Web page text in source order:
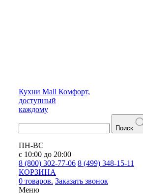
Кухни Mall Комфорт,
доступный
каждому
Поиск
ПН-ВС
с 10:00 до 20:00
8 (800) 302-77-06 8 (499) 348-15-11
КОРЗИНА
0 товаров. Заказать звонок
Меню